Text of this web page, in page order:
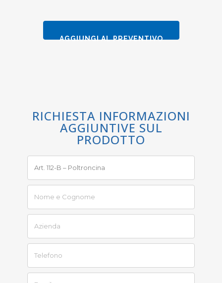
AGGIUNGI AL PREVENTIVO
RICHIESTA INFORMAZIONI
AGGIUNTIVE SUL
PRODOTTO